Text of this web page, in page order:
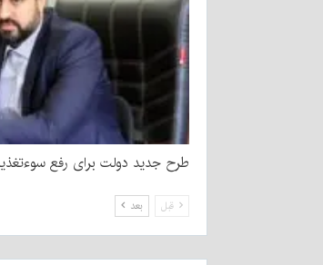
طرح جدید دولت برای رفع
قبل بعد